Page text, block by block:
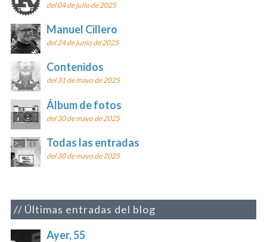
del 04 de julio de 2025
Manuel Cillero
del 24 de junio de 2025
Contenidos
del 31 de mayo de 2025
Álbum de fotos
del 30 de mayo de 2025
Todas las entradas
del 30 de mayo de 2025
Últimas entradas del blog
Ayer, 55